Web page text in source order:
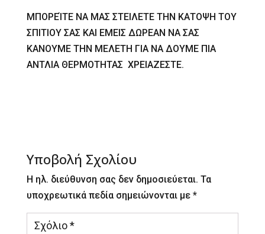
ΜΠΟΡΕΊΤΕ ΝΑ ΜΑΣ ΣΤΕΙΛΕΤΕ ΤΗΝ ΚΑΤΟΨΗ ΤΟΥ
ΣΠΙΤΙΟΥ ΣΑΣ ΚΑΙ ΕΜΕΙΣ ΔΩΡΕΑΝ ΝΑ ΣΑΣ
ΚΑΝΟΥΜΕ ΤΗΝ ΜΕΛΕΤΗ ΓΙΑ ΝΑ ΔΟΥΜΕ ΠΙΑ
ΑΝΤΛΙΑ ΘΕΡΜΟΤΗΤΑΣ ΧΡΕΙΑΖΕΣΤΕ.
Υποβολή Σχολίου
Η ηλ. διεύθυνση σας δεν δημοσιεύεται. Τα
υποχρεωτικά πεδία σημειώνονται με *